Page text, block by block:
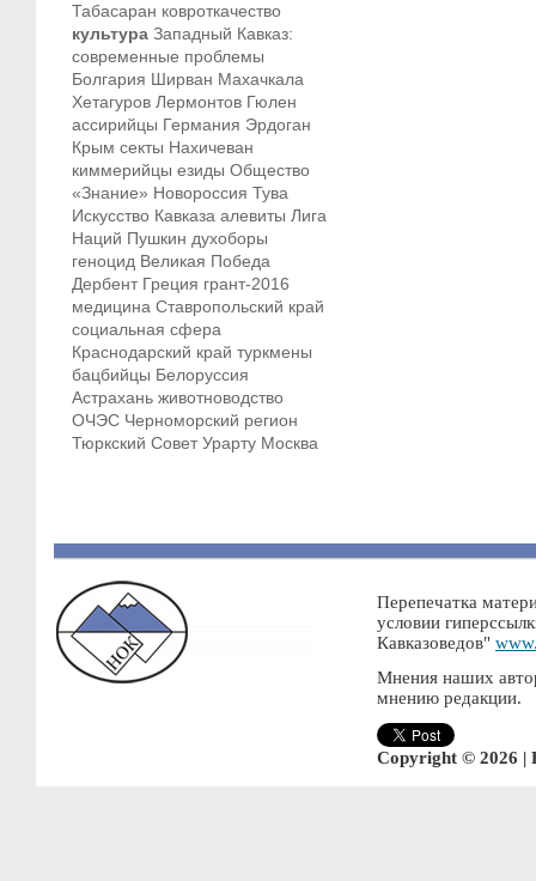
Табасаран ковроткачество
культура Западный Кавказ:
современные проблемы
Болгария Ширван Махачкала
Хетагуров Лермонтов Гюлен
ассирийцы Германия Эрдоган
Крым секты Нахичеван
киммерийцы езиды Общество
«Знание» Новороссия Тува
Искусство Кавказа алевиты Лига
Наций Пушкин духоборы
геноцид Великая Победа
Дербент Греция грант-2016
медицина Ставропольский край
социальная сфера
Краснодарский край туркмены
бацбийцы Белоруссия
Астрахань животноводство
ОЧЭС Черноморский регион
Тюркский Совет Урарту Москва
Перепечатка
условии
Кавказоведов"
Мнения наших
мнению редакции.
Copyright © 2026